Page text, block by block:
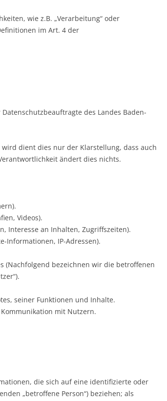
wie z.B. „Verarbeitung“ oder
im Art. 4 der
des Landes Baden-
dient dies nur der Klarstellung, dass auch
ändert dies nichts.
Videos).
Interesse an Inhalten, Zugriffszeiten).
Informationen, IP-Adressen).
(Nachfolgend bezeichnen wir die betroffenen
seiner Funktionen und Inhalte.
mit Nutzern.
die sich auf eine identifizierte oder
„betroffene Person“) beziehen; als